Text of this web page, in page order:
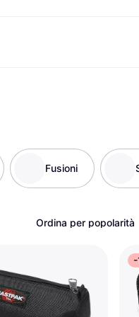
Fusioni
Ordina per popolarità